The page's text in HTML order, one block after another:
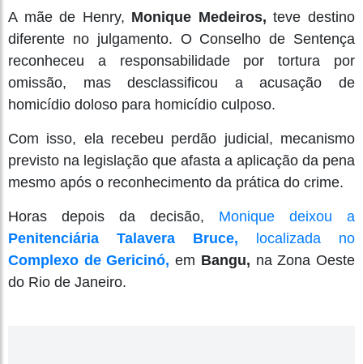
A mãe de Henry, Monique Medeiros, teve destino
diferente no julgamento. O Conselho de Sentença
reconheceu a responsabilidade por tortura por
omissão, mas desclassificou a acusação de
homicídio doloso para homicídio culposo.
Com isso, ela recebeu perdão judicial, mecanismo
previsto na legislação que afasta a aplicação da pena
mesmo após o reconhecimento da prática do crime.
Horas depois da decisão, Monique deixou a
Penitenciária Talavera Bruce, localizada no
Complexo de Gericinó, em Bangu, na Zona Oeste
do Rio de Janeiro.